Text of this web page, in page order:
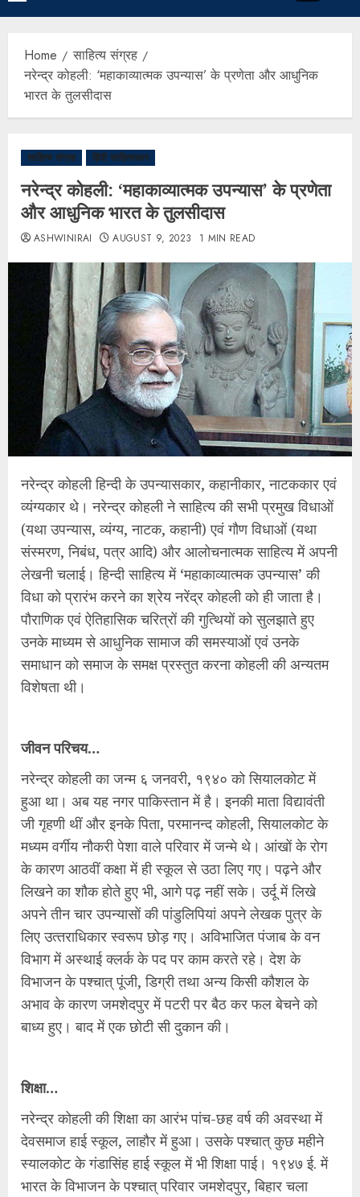
Home
साहित्य संग्रह
नरेन्द्र कोहली: ‘महाकाव्यात्मक उपन्यास’ के प्रणेता और आधुनिक
भारत के तुलसीदास
साहित्य संग्रह हिंदी साहित्यकार
नरेन्द्र कोहली: ‘महाकाव्यात्मक उपन्यास’ के प्रणेता
और आधुनिक भारत के तुलसीदास
ASHWINIRAI AUGUST 9, 2023 1 MIN READ
नरेन्द्र कोहली हिन्दी के उपन्यासकार, कहानीकार, नाटककार एवं
व्यंग्यकार थे। नरेन्द्र कोहली ने साहित्य की सभी प्रमुख विधाओं
(यथा उपन्यास, व्यंग्य, नाटक, कहानी) एवं गौण विधाओं (यथा
संस्मरण, निबंध, पत्र आदि) और आलोचनात्मक साहित्य में अपनी
लेखनी चलाई। हिन्दी साहित्य में ‘महाकाव्यात्मक उपन्यास’ की
विधा को प्रारंभ करने का श्रेय नरेंद्र कोहली को ही जाता है।
पौराणिक एवं ऐतिहासिक चरित्रों की गुत्थियों को सुलझाते हुए
उनके माध्यम से आधुनिक सामाज की समस्याओं एवं उनके
समाधान को समाज के समक्ष प्रस्तुत करना कोहली की अन्यतम
विशेषता थी।
जीवन परिचय…
नरेन्द्र कोहली का जन्म ६ जनवरी, १९४० को सियालकोट में
हुआ था। अब यह नगर पाकिस्तान में है। इनकी माता विद्यावंती
जी गृहणी थीं और इनके पिता, परमानन्द कोहली, सियालकोट के
मध्यम वर्गीय नौकरी पेशा वाले परिवार में जन्मे थे। आंखों के रोग
के कारण आठवीं कक्षा में ही स्कूल से उठा लिए गए। पढ़ने और
लिखने का शौक होते हुए भी, आगे पढ़ नहीं सके। उर्दू में लिखे
अपने तीन चार उपन्यासों की पांडुलिपियां अपने लेखक पुत्र के
लिए उत्‍तराधिकार स्वरूप छोड़ गए। अविभाजित पंजाब के वन
विभाग में अस्थाई क्लर्क के पद पर काम करते रहे। देश के
विभाजन के पश्चात् पूंजी, डिग्री तथा अन्य किसी कौशल के
अभाव के कारण जमशेदपुर में पटरी पर बैठ कर फल बेचने को
बाध्य हुए। बाद में एक छोटी सी दुकान की।
शिक्षा…
नरेन्द्र कोहली की शिक्षा का आरंभ पांच-छह वर्ष की अवस्था में
देवसमाज हाई स्कूल, लाहौर में हुआ। उसके पश्चात् कुछ महीने
स्यालकोट के गंडासिंह हाई स्कूल में भी शिक्षा पाई। १९४७ ई. में
भारत के विभाजन के पश्चात् परिवार जमशेदपुर, बिहार चला